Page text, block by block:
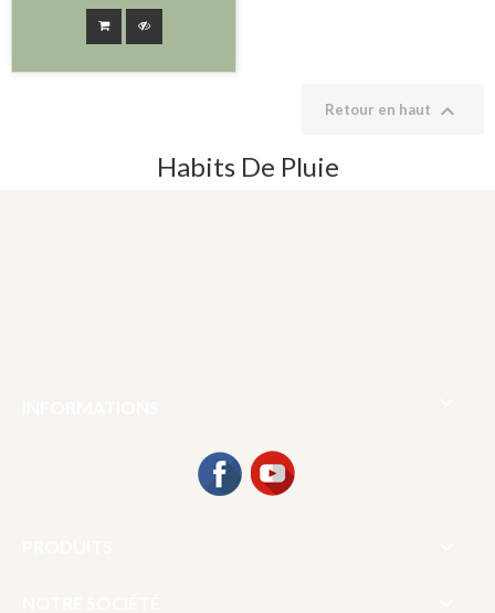
Retour en haut 
Habits De Pluie
Facebook